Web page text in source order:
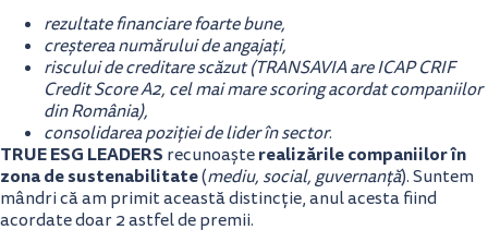
rezultate financiare foarte bune,
creșterea numărului de angajați,
riscului de creditare scăzut (TRANSAVIA are ICAP CRIF
Credit Score A2, cel mai mare scoring acordat companiilor
din România),
consolidarea poziției de lider în sector.
TRUE ESG LEADERS recunoașterealizările companiilor în
zona de sustenabilitate(mediu, social, guvernanță). Suntem
mândri că am primit această distincție, anul acesta fiind
acordate doar 2 astfel de premii.